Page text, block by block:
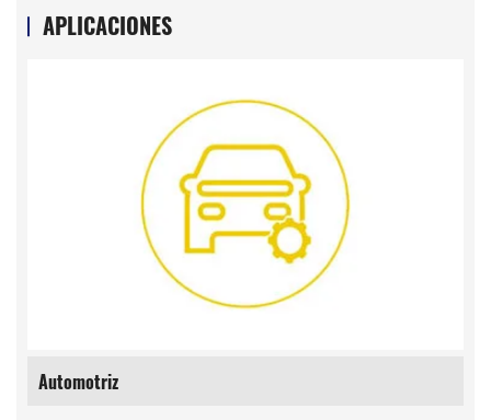
APLICACIONES
Automotriz